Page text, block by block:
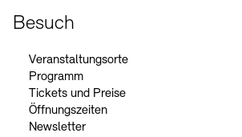
Besuch
Veranstaltungsorte
Programm
Tickets und Preise
Öffnungszeiten
Newsletter